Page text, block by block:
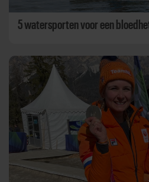
5 watersporten voor een